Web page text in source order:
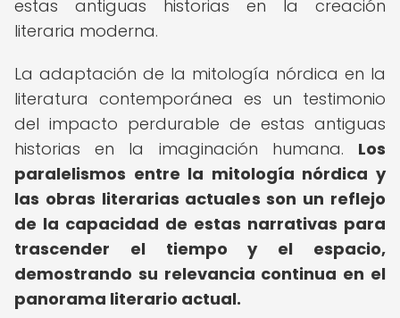
estas antiguas historias en la creación
literaria moderna.
La adaptación de la mitología nórdica en la
literatura contemporánea es un testimonio
del impacto perdurable de estas antiguas
historias en la imaginación humana. Los
paralelismos entre la mitología nórdica y
las obras literarias actuales son un reflejo
de la capacidad de estas narrativas para
trascender el tiempo y el espacio,
demostrando su relevancia continua en el
panorama literario actual.